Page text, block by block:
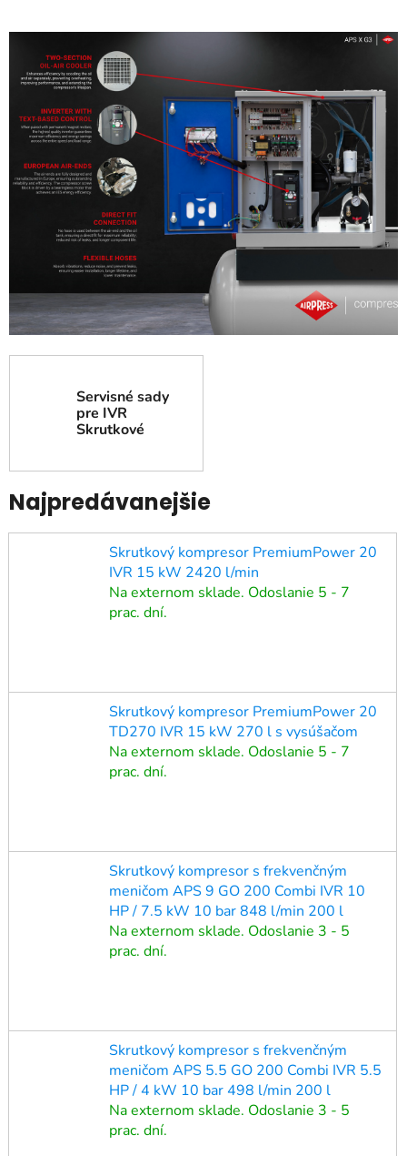
Servisné sady
pre IVR
Skrutkové
Najpredávanejšie
Skrutkový kompresor PremiumPower 20
IVR 15 kW 2420 l/min
Na externom sklade. Odoslanie 5 - 7
prac. dní.
Skrutkový kompresor PremiumPower 20
TD270 IVR 15 kW 270 l s vysúšačom
Na externom sklade. Odoslanie 5 - 7
prac. dní.
Skrutkový kompresor s frekvenčným
meničom APS 9 GO 200 Combi IVR 10
HP / 7.5 kW 10 bar 848 l/min 200 l
Na externom sklade. Odoslanie 3 - 5
prac. dní.
Skrutkový kompresor s frekvenčným
meničom APS 5.5 GO 200 Combi IVR 5.5
HP / 4 kW 10 bar 498 l/min 200 l
Na externom sklade. Odoslanie 3 - 5
prac. dní.